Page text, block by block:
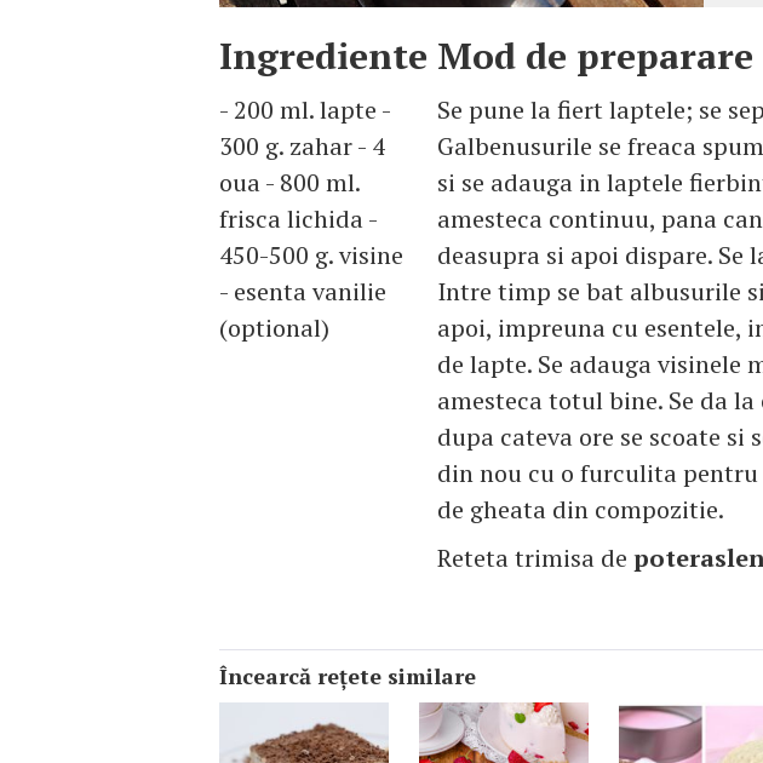
Ingrediente
- 200 ml. lapte -
300 g. zahar - 4
oua - 800 ml.
frisca lichida -
450-500 g. visine
- esenta vanilie
(optional)
Mod de preparare
Se pune la fiert laptele; se
Galbenusurile se freaca
si se adauga in laptele
amesteca continuu, pana
deasupra si apoi dispare. Se
Intre timp se bat albusurile
apoi, impreuna cu esentele,
de lapte. Se adauga visinele
amesteca totul bine. Se da
dupa cateva ore se scoate si
din nou cu o furculita pentru
de gheata din compozitie.
Reteta trimisa de
Încearcă reţete similare